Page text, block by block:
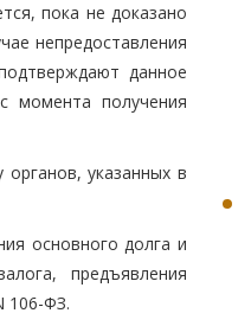
пока не доказано
непредоставления
данное
момента получения
указанных в
основного долга и
предъявления
106-ФЗ.